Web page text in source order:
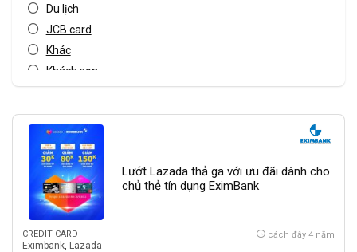
Du lịch
JCB card
Khác
Khách sạn
Mua sắm Online
Sản phẩm dịch vụ
Vé máy bay
Visa card
Tất cả danh mục
Lướt Lazada thả ga với ưu đãi dành cho
chủ thẻ tín dụng EximBank
CREDIT CARD
Eximbank Lazada
cách đây 4 năm